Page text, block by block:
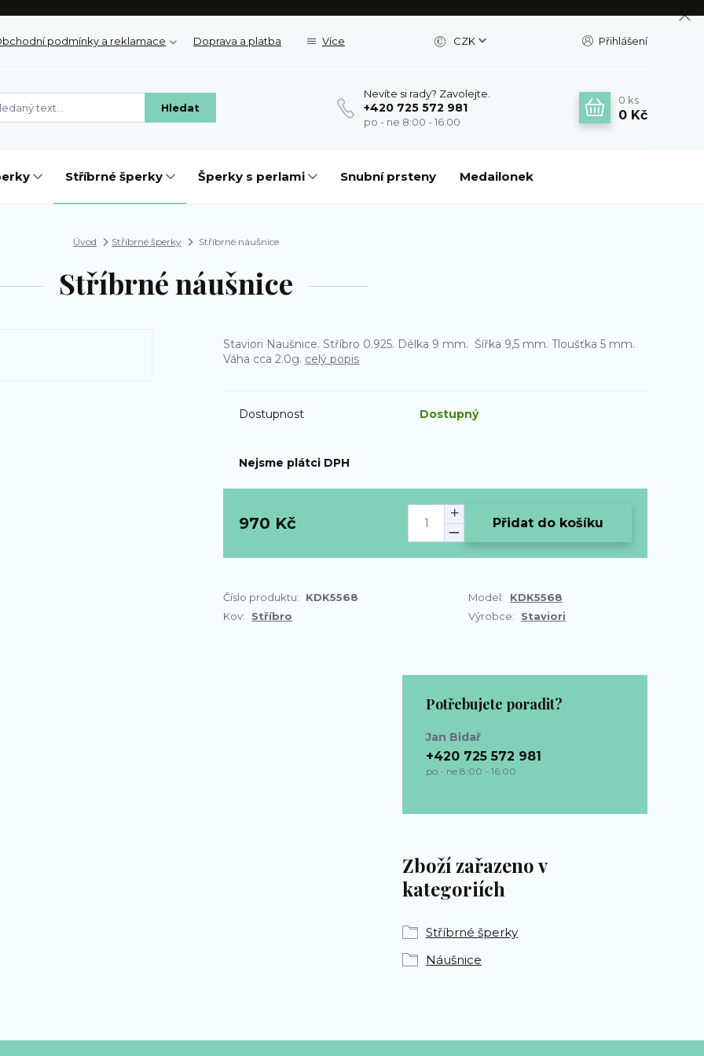
podmínky a reklamace Doprava a platba Více CZK Přihlášení
Hledat
Nevíte si rady? Zavolejte.
+420 725 572 981
po - ne 8:00 - 16:00
0 ks
0 Kč
Stříbrné šperky Šperky s perlami Snubní prsteny Medailonek
Úvod Stříbrné šperky Stříbrné náušnice
Stříbrné náušnice
Staviori Naušnice. Stříbro 0.925. Délka 9 mm. Šířka 9,5 mm. Tloušťka 5 mm.
Váha cca 2.0g. celý popis
Dostupnost Dostupný
Nejsme plátci DPH
970 Kč Přidat do košíku
Číslo produktu: KDK5568 Model:
KDK5568
Kov:
Stříbro Výrobce: Staviori
Zboží zařazeno v
kategoriích
Stříbrné šperky
Náušnice
Potřebujete poradit?
Jan Bidař
+420 725 572 981
po - ne 8:00 - 16:00